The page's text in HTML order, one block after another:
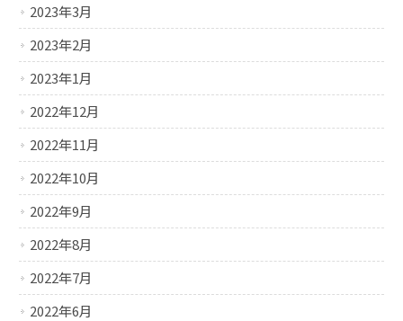
2023年3月
2023年2月
2023年1月
2022年12月
2022年11月
2022年10月
2022年9月
2022年8月
2022年7月
2022年6月